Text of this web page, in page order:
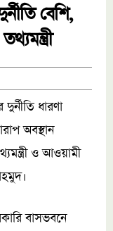
বেশি,
ধারণা
অবস্থান
ও আওয়ামী
বাসভবনে